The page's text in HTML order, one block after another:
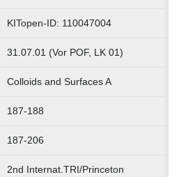
KITopen-ID: 110047004
31.07.01 (Vor POF, LK 01)
Colloids and Surfaces A
187-188
187-206
2nd Internat.TRI/Princeton